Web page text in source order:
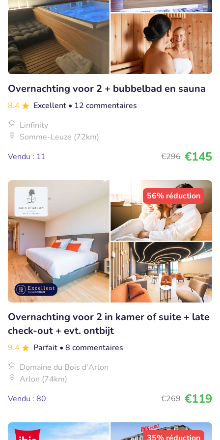
Overnachting voor 2 + bubbelbad en sauna
8.4 Excellent • 12 commentaires
Linfinity
Somme-Leuze (72km)
Vendu : 11
€296 €145
56% réduction
Overnachting voor 2 in kamer of suite + late
check-out + evt. ontbijt
9.4 Parfait • 8 commentaires
Domaine du Bois d'Arlon
Arlon (74km)
Vendu : 80
€269 €119